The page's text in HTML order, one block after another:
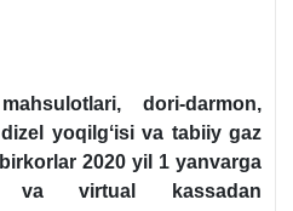
dori-darmon,
yoqilgʻisi va tabiiy gaz
2020 yil 1 yanvarga
va virtual kassadan